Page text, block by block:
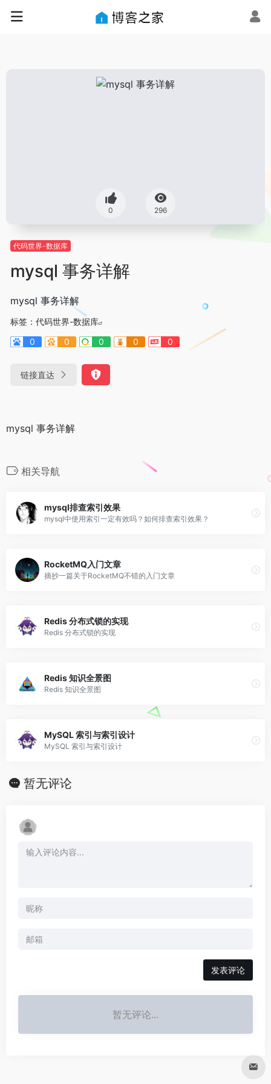
0 296
代码世界-数据库
mysql 事务详解
mysql 事务详解
标签： 代码世界-数据库
0
0 0 0 0
链接直达
mysql 事务详解
相关导航
mysql排查索引效果
mysql中使用索引一定有效吗？如何排查索引效果？
RocketMQ入门文章
摘抄一篇关于RocketMQ不错的入门文章
Redis 分布式锁的实现
Redis 分布式锁的实现
Redis 知识全景图
Redis 知识全景图
MySQL 索引与索引设计
MySQL 索引与索引设计
暂无评论
发表评论
暂无评论...